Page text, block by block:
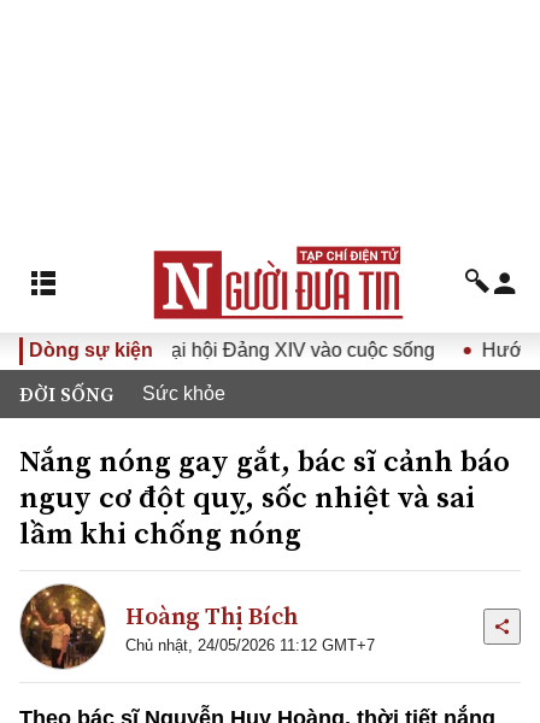
Dòng sự kiện
quyết Đại hội Đảng XIV vào cuộc sống Hướng tới Đại
ĐỜI SỐNG Sức khỏe
Nắng nóng gay gắt, bác sĩ cảnh báo
nguy cơ đột quỵ, sốc nhiệt và sai
lầm khi chống nóng
Hoàng Thị Bích
Chủ nhật, 24/05/2026 11:12 GMT+7
Theo bác sĩ Nguyễn Huy Hoàng, thời tiết nắng